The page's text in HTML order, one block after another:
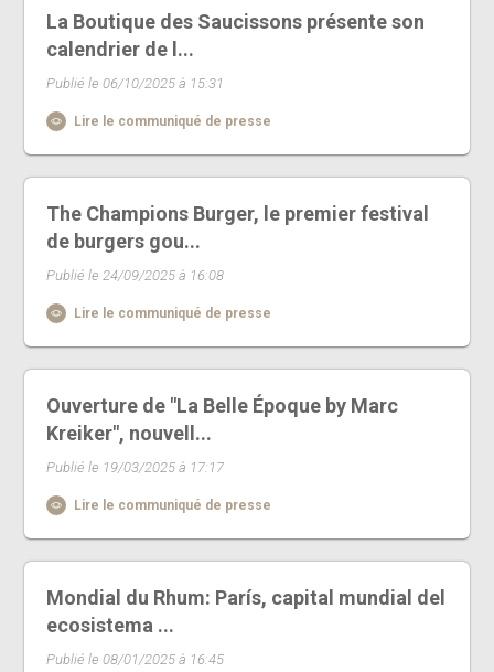
La Boutique des Saucissons présente son
calendrier de l...
Publié le 06/10/2025 à 15:31
Lire le communiqué de presse
The Champions Burger, le premier festival
de burgers gou...
Publié le 24/09/2025 à 16:08
Lire le communiqué de presse
Ouverture de "La Belle Époque by Marc
Kreiker", nouvell...
Publié le 19/03/2025 à 17:17
Lire le communiqué de presse
Mondial du Rhum: París, capital mundial del
ecosistema ...
Publié le 08/01/2025 à 16:45